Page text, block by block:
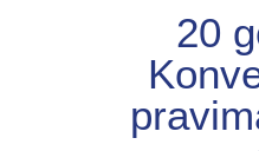
20